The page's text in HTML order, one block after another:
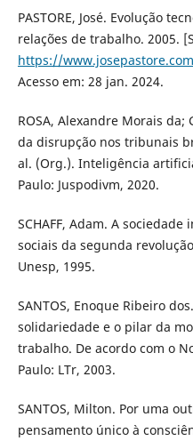
PASTORE, José. Evolução
relações de trabalho. 2005.
https://
Acesso em: 28 jan. 2024.
ROSA, Alexandre Morais da;
da disrupção nos tribunais
al. (Org.). Inteligência
Paulo: Juspodivm, 2020.
SCHAFF, Adam. A
sociais da segunda
Unesp, 1995.
SANTOS, Enoque Ribeiro
solidariedade e o pilar da
trabalho. De acordo com o
Paulo: LTr, 2003.
SANTOS, Milton. Por uma
pensamento único à